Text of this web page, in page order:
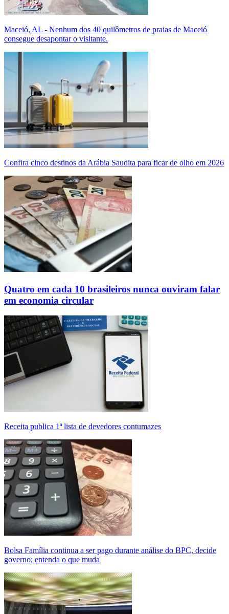
Maceió, AL - Nenhum dos 40 quilômetros de praias de Maceió
consegue desapontar o visitante.
Confira cinco destinos da Arábia Saudita para ficar de olho em 2026
Quatro em cada 10 brasileiros nunca ouviram falar
em economia circular
Receita publica 1ª lista de devedores contumazes
Bolsa Família continua a ser pago durante análise do BPC, decide
governo; entenda o que muda